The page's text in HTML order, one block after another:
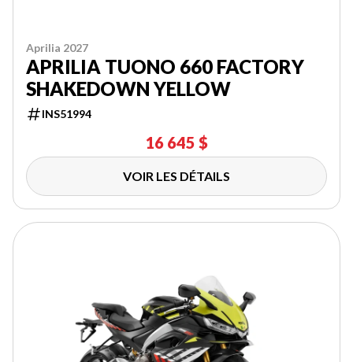
Aprilia 2027
APRILIA TUONO 660 FACTORY
SHAKEDOWN YELLOW
INS51994
16 645 $
VOIR LES DÉTAILS